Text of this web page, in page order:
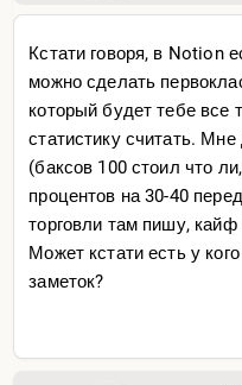
Кстати говоря, в Notion
можно сделать
который будет тебе все
статистику считать.
(баксов 100 стоил что
процентов на 30-40
торговли там пишу, кайф
Может кстати есть у
заметок?